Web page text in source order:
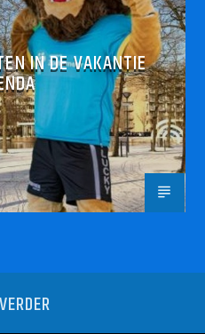
IN DE VAKANTIE